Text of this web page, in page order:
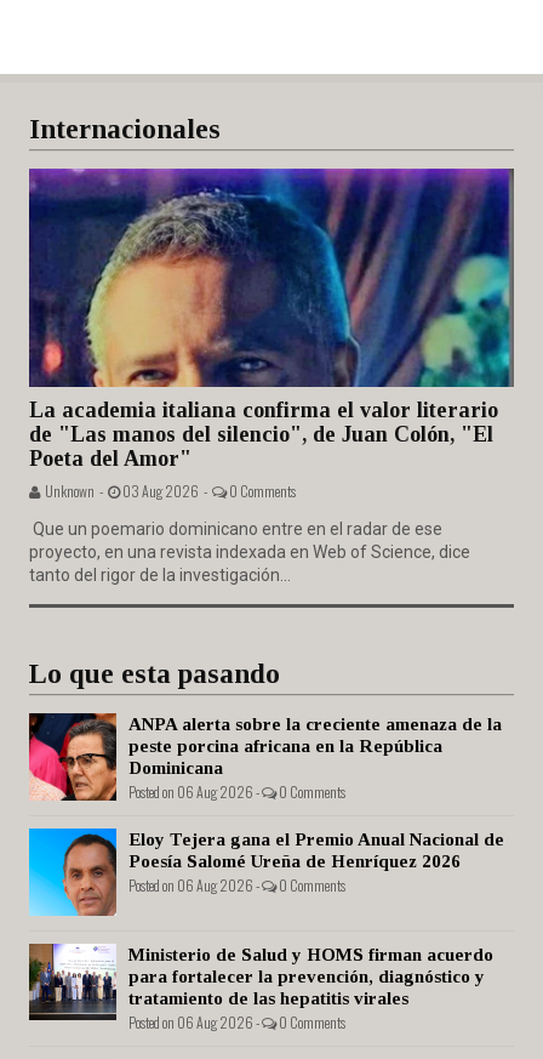
Internacionales
La academia italiana confirma el valor literario
de "Las manos del silencio", de Juan Colón, "El
Poeta del Amor"
Unknown - 03 Aug 2026 - 0 Comments
Que un poemario dominicano entre en el radar de ese
proyecto, en una revista indexada en Web of Science, dice
tanto del rigor de la investigación...
Lo que esta pasando
ANPA alerta sobre la creciente amenaza de la
peste porcina africana en la República
Dominicana
Posted on 06 Aug 2026 - 0 Comments
Eloy Tejera gana el Premio Anual Nacional de
Poesía Salomé Ureña de Henríquez 2026
Posted on 06 Aug 2026 - 0 Comments
Ministerio de Salud y HOMS firman acuerdo
para fortalecer la prevención, diagnóstico y
tratamiento de las hepatitis virales
Posted on 06 Aug 2026 - 0 Comments